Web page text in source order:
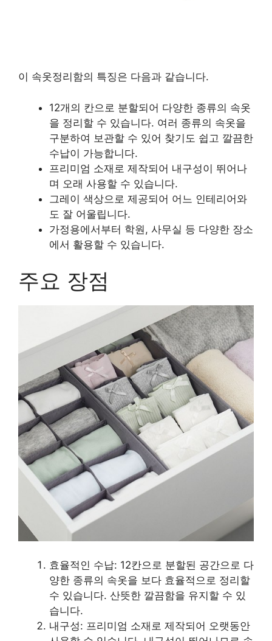
이 속옷정리함의 특징은 다음과 같습니다.
12개의 칸으로 분할되어 다양한 종류의 속옷
을 정리할 수 있습니다. 여러 종류의 속옷을
구분하여 보관할 수 있어 찾기도 쉽고 깔끔한
수납이 가능합니다.
프리미엄 소재로 제작되어 내구성이 뛰어나
며 오래 사용할 수 있습니다.
그레이 색상으로 제공되어 어느 인테리어와
도 잘 어울립니다.
가정용에서부터 학원, 사무실 등 다양한 장소
에서 활용할 수 있습니다.
주요 장점
효율적인 수납: 12칸으로 분할된 공간으로 다
양한 종류의 속옷을 보다 효율적으로 정리할
수 있습니다. 산뜻한 깔끔함을 유지할 수 있
습니다.
내구성: 프리미엄 소재로 제작되어 오랫동안